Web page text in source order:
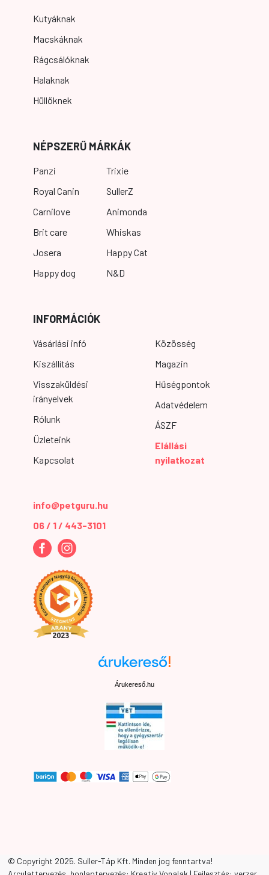
Kutyáknak
Macskáknak
Rágcsálóknak
Halaknak
Hüllőknek
NÉPSZERŰ MÁRKÁK
Panzi
Royal Canin
Carnilove
Brit care
Josera
Happy dog
Trixie
SullerZ
Animonda
Whiskas
Happy Cat
N&D
INFORMÁCIÓK
Vásárlási infó
Kiszállítás
Visszaküldési
irányelvek
Rólunk
Üzleteink
Kapcsolat
Közösség
Magazin
Hűségpontok
Adatvédelem
ÁSZF
Elállási
nyilatkozat
info@petguru.hu
06 / 1 / 443-3101
Árukereső.hu
© Copyright 2025. Suller-Táp Kft. Minden jog fenntartva!